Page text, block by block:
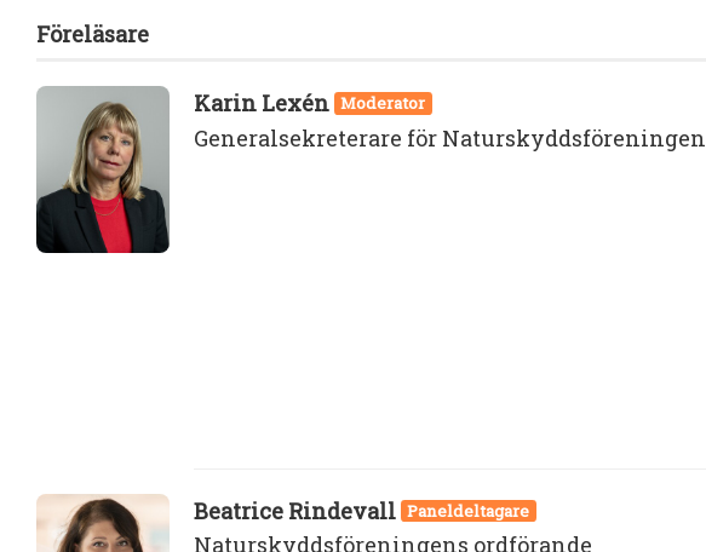
Föreläsare
Karin Lexén Moderator
Generalsekreterare för Naturskyddsföreningen
Beatrice Rindevall Paneldeltagare
Naturskyddsföreningens ordförande